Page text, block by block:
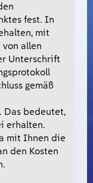
fest. In
mit
allen
Unterschrift
gemäß
Das bedeutet,
erhalten.
mit Ihnen die
den Kosten